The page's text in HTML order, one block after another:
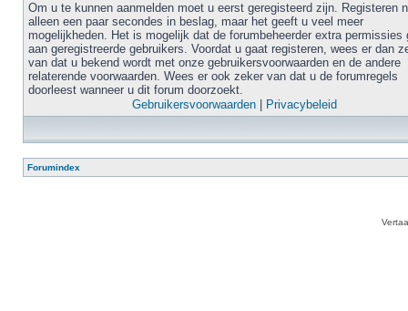
Om u te kunnen aanmelden moet u eerst geregisteerd zijn. Registeren
alleen een paar secondes in beslag, maar het geeft u veel meer
mogelijkheden. Het is mogelijk dat de forumbeheerder extra permissies
aan geregistreerde gebruikers. Voordat u gaat registeren, wees er dan
van dat u bekend wordt met onze gebruikersvoorwaarden en de andere
relaterende voorwaarden. Wees er ook zeker van dat u de forumregels
doorleest wanneer u dit forum doorzoekt.
Gebruikersvoorwaarden
Privacybeleid
Forumindex